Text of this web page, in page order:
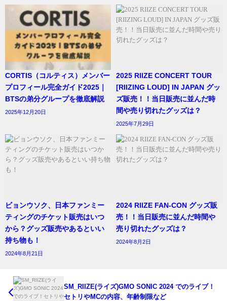
CORTIS（コルティス）メンバー
プロフィール完全ガイド2025｜
BTSの弟分グループを徹底解説
2025年12月20日
2025 RIIZE CONCERT TOUR
[RIIZING LOUD] IN JAPAN グッ
ズ販売！！当日販売に並んだ時
間や売り切れたグッズは？
2025年7月29日
ビョンウソク、日本ファンミー
ティングのチケット販売はいつ
から？グッズ販売やあるといい
持ち物も！
2024年8月21日
2024 RIIZE FAN-CON グッズ販
売！！当日販売に並んだ時間や
売り切れたグッズは？
2024年8月2日
SM_RIIZE(ライズ)GMO SONIC 2024 でのライブ！
セトリやMCの内容、年齢制限など